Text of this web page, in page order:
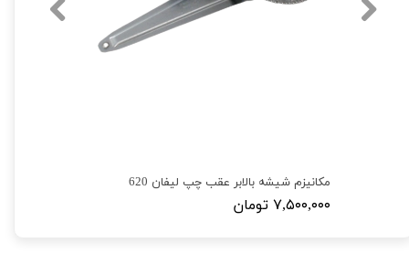
مکانیزم شیشه بالابر عقب چپ لیفان 620
۷,۵۰۰,۰۰۰ تومان